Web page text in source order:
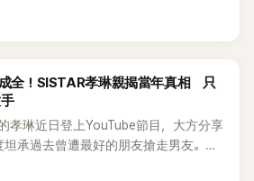
發聲，持續透過社群平台公開爆料，反
承認自己過去曾是SHINee、NCT等偶
持續延燒。
全！SISTAR孝琳親揭當年真相 只
孝琳近日登上YouTube節目，大方分享
承過去曾遭最好的朋友搶走男友。她
，但如果同樣的事情現在再發生，「我